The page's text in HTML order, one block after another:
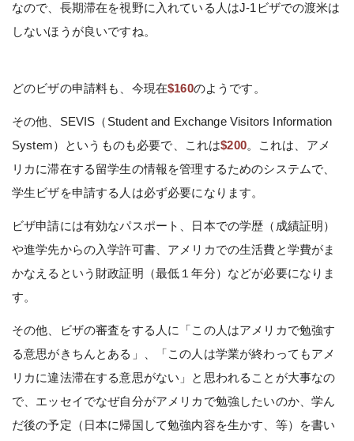
なので、長期滞在を視野に入れている人はJ-1ビザでの渡米は
しないほうが良いですね。
どのビザの申請料も、今現在$160のようです。
その他、SEVIS（Student and Exchange Visitors Information
System）というものも必要で、これは$200。これは、アメ
リカに滞在する留学生の情報を管理するためのシステムで、
学生ビザを申請する人は必ず必要になります。
ビザ申請には有効なパスポート、日本での学歴（成績証明）
や進学先からの入学許可書、アメリカでの生活費と学費がま
かなえるという財政証明（最低１年分）などが必要になりま
す。
その他、ビザの審査をする人に「この人はアメリカで勉強す
る意思がきちんとある」、「この人は学業が終わってもアメ
リカに違法滞在する意思がない」と思われることが大事なの
で、エッセイでなぜ自分がアメリカで勉強したいのか、学ん
だ後の予定（日本に帰国して勉強内容を生かす、等）を書い